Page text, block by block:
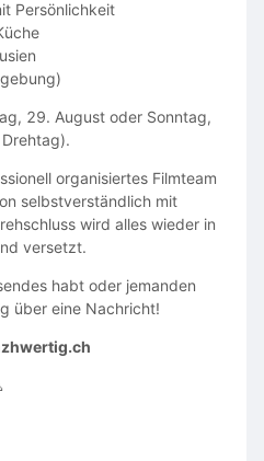
Persönlichkeit
29. August oder Sonntag,
organisiertes Filmteam
selbstverständlich mit
wird alles wieder in
versetzt.
habt oder jemanden
über eine Nachricht!